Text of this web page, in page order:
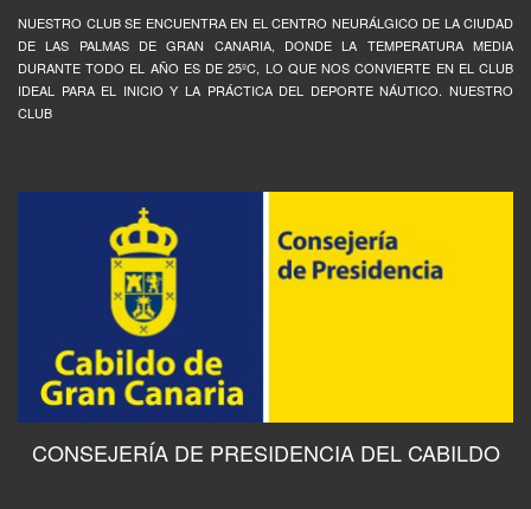
NUESTRO CLUB SE ENCUENTRA EN EL CENTRO NEURÁLGICO DE LA CIUDAD
DE LAS PALMAS DE GRAN CANARIA, DONDE LA TEMPERATURA MEDIA
DURANTE TODO EL AÑO ES DE 25ºC, LO QUE NOS CONVIERTE EN EL CLUB
IDEAL PARA EL INICIO Y LA PRÁCTICA DEL DEPORTE NÁUTICO. NUESTRO
CLUB
CONSEJERÍA DE PRESIDENCIA DEL CABILDO